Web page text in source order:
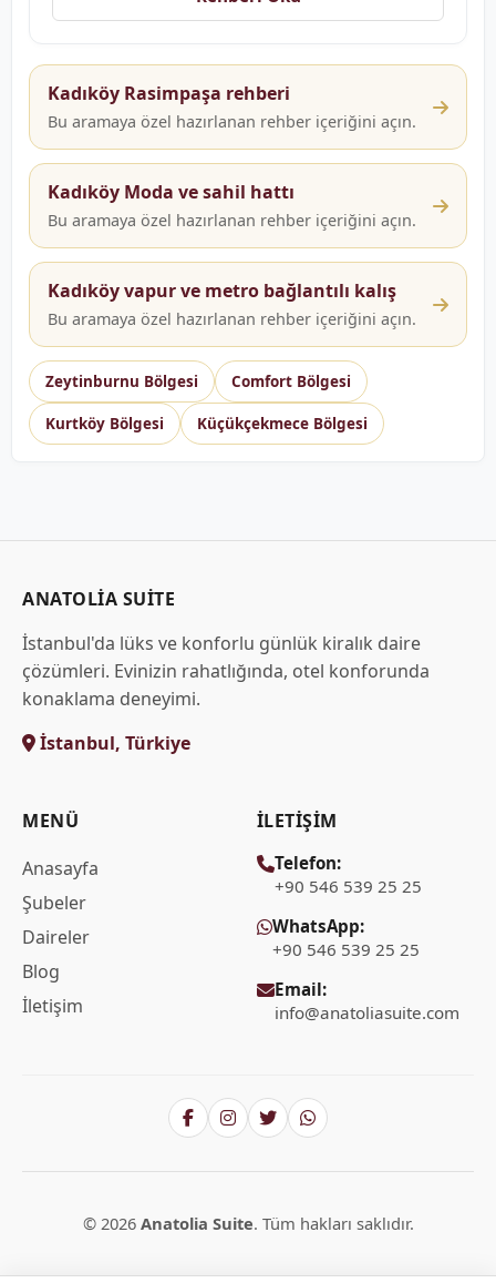
Kadıköy Rasimpaşa rehberi
Bu aramaya özel hazırlanan rehber içeriğini açın.
Kadıköy Moda ve sahil hattı
Bu aramaya özel hazırlanan rehber içeriğini açın.
Kadıköy vapur ve metro bağlantılı kalış
Bu aramaya özel hazırlanan rehber içeriğini açın.
Zeytinburnu Bölgesi Comfort Bölgesi
Kurtköy Bölgesi Küçükçekmece Bölgesi
ANATOLIA SUITE
İstanbul'da lüks ve konforlu günlük kiralık daire
çözümleri. Evinizin rahatlığında, otel konforunda
konaklama deneyimi.
İstanbul, Türkiye
MENÜ
Anasayfa
Şubeler
Daireler
Blog
İletişim
İLETIŞIM
Telefon:
+90 546 539 25 25
WhatsApp:
+90 546 539 25 25
Email:
info@anatoliasuite.com
© 2026 Anatolia Suite. Tüm hakları saklıdır.